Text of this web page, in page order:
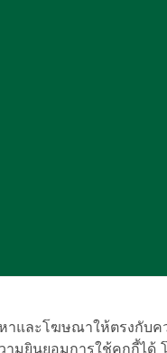
และโฆษณาให้ตรงกับค
มยินยอมการใช้คุกกี้ได้